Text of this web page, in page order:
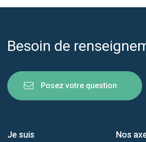
Besoin de
Posez votre question
Je suis Nos